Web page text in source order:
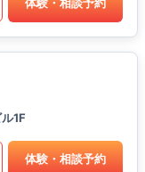
1F
体験・相談予約